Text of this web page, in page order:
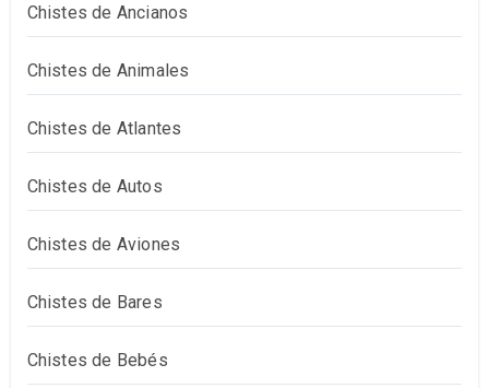
Chistes de Ancianos
Chistes de Animales
Chistes de Atlantes
Chistes de Autos
Chistes de Aviones
Chistes de Bares
Chistes de Bebés